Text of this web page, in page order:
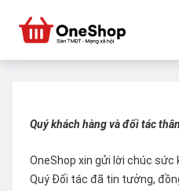
Quý khách hàng và đối tác
OneShop xin gửi lời chúc
Quý Đối tác đã tin tưởng,